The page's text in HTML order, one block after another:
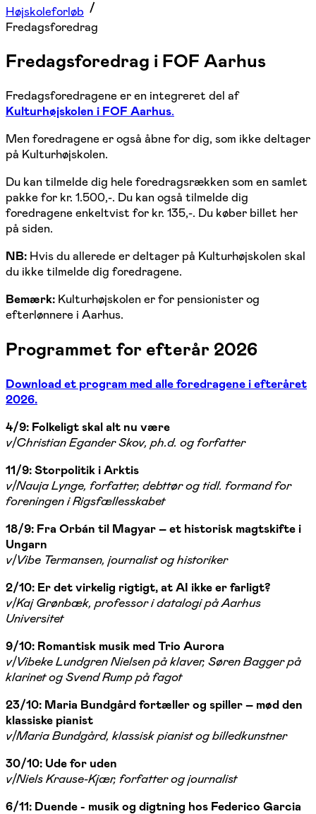
Højskoleforløb
Fredagsforedrag
Fredagsforedrag i FOF Aarhus
Fredagsforedragene er en integreret del af
Kulturhøjskolen i FOF Aarhus.
Men foredragene er også åbne for dig, som ikke deltager
på Kulturhøjskolen.
Du kan tilmelde dig hele foredragsrækken som en samlet
pakke for kr. 1.500,-. Du kan også tilmelde dig
foredragene enkeltvist for kr. 135,-. Du køber billet her
på siden.
NB: Hvis du allerede er deltager på Kulturhøjskolen skal
du ikke tilmelde dig foredragene.
Bemærk: Kulturhøjskolen er for pensionister og
efterlønnere i Aarhus.
Programmet for efterår 2026
Download et program med alle foredragene i efteråret
2026.
4/9: Folkeligt skal alt nu være
v/Christian Egander Skov, ph.d. og forfatter
11/9: Storpolitik i Arktis
v/Nauja Lynge, forfatter, debttør og tidl. formand for
foreningen i Rigsfællesskabet
18/9: Fra Orbán til Magyar – et historisk magtskifte i
Ungarn
v/Vibe Termansen, journalist og historiker
2/10: Er det virkelig rigtigt, at AI ikke er farligt?
v/Kaj Grønbæk, professor i datalogi på Aarhus
Universitet
9/10: Romantisk musik med Trio Aurora
v/Vibeke Lundgren Nielsen på klaver, Søren Bagger på
klarinet og Svend Rump på fagot
23/10: Maria Bundgård fortæller og spiller – mød den
klassiske pianist
v/Maria Bundgård, klassisk pianist og billedkunstner
30/10: Ude for uden
v/Niels Krause-Kjær, forfatter og journalist
6/11: Duende - musik og digtning hos Federico Garcia